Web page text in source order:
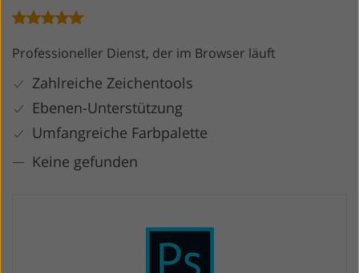
Professioneller Dienst, der im Browser läuft
Zahlreiche Zeichentools
Ebenen-Unterstützung
Umfangreiche Farbpalette
Keine gefunden